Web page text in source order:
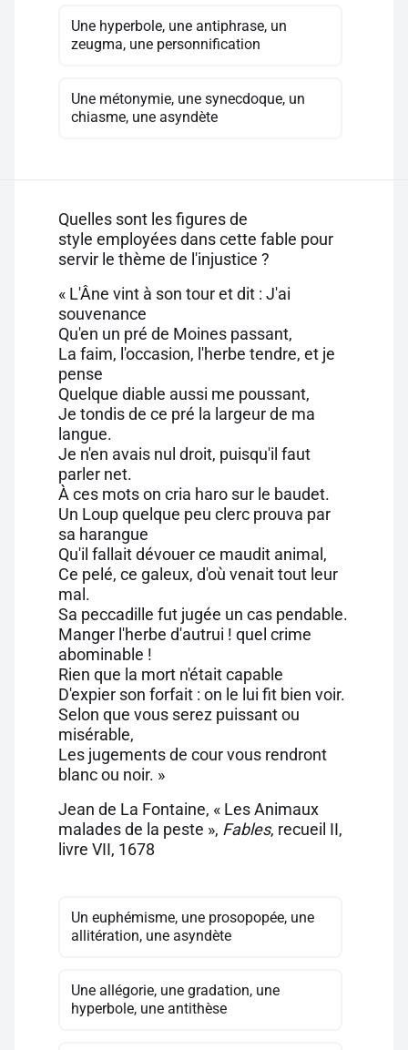
Une hyperbole, une antiphrase, un
zeugma, une personnification
Une métonymie, une synecdoque, un
chiasme, une asyndète
Quelles sont les figures de
style employées dans cette fable pour
servir le thème de l'injustice ?
« L'Âne vint à son tour et dit : J'ai
souvenance
Qu'en un pré de Moines passant,
La faim, l'occasion, l'herbe tendre, et je
pense
Quelque diable aussi me poussant,
Je tondis de ce pré la largeur de ma
langue.
Je n'en avais nul droit, puisqu'il faut
parler net.
À ces mots on cria haro sur le baudet.
Un Loup quelque peu clerc prouva par
sa harangue
Qu'il fallait dévouer ce maudit animal,
Ce pelé, ce galeux, d'où venait tout leur
mal.
Sa peccadille fut jugée un cas pendable.
Manger l'herbe d'autrui ! quel crime
abominable !
Rien que la mort n'était capable
D'expier son forfait : on le lui fit bien voir.
Selon que vous serez puissant ou
misérable,
Les jugements de cour vous rendront
blanc ou noir. »
Jean de La Fontaine, « Les Animaux
malades de la peste », Fables, recueil II,
livre VII, 1678
Un euphémisme, une prosopopée, une
allitération, une asyndète
Une allégorie, une gradation, une
hyperbole, une antithèse